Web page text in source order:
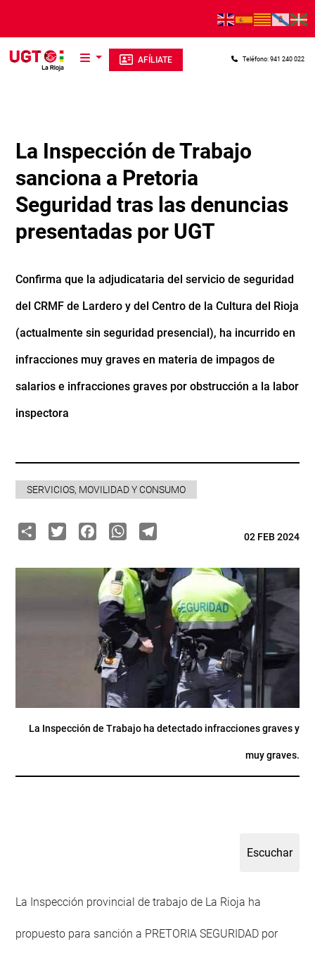
AFÍLIATE Teléfono: 941 240 022
La Inspección de Trabajo
sanciona a Pretoria
Seguridad tras las denuncias
presentadas por UGT
Confirma que la adjudicataria del servicio de seguridad
del CRMF de Lardero y del Centro de la Cultura del Rioja
(actualmente sin seguridad presencial), ha incurrido en
infracciones muy graves en materia de impagos de
salarios e infracciones graves por obstrucción a la labor
inspectora
SERVICIOS, MOVILIDAD Y CONSUMO
ShareTwitterFacebook
WhatsApp
Telegram02 FEB 2024
La Inspección de Trabajo ha detectado infracciones graves y
muy graves.
La Inspección provincial de trabajo de La Rioja ha
propuesto para sanción a PRETORIA SEGURIDAD por